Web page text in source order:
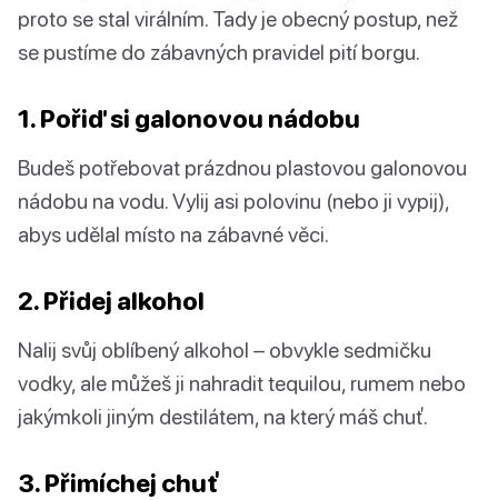
proto se stal virálním. Tady je obecný postup, než
se pustíme do zábavných pravidel pití borgu.
1. Pořiď si galonovou nádobu
Budeš potřebovat prázdnou plastovou galonovou
nádobu na vodu. Vylij asi polovinu (nebo ji vypij),
abys udělal místo na zábavné věci.
2. Přidej alkohol
Nalij svůj oblíbený alkohol – obvykle sedmičku
vodky, ale můžeš ji nahradit tequilou, rumem nebo
jakýmkoli jiným destilátem, na který máš chuť.
3. Přimíchej chuť